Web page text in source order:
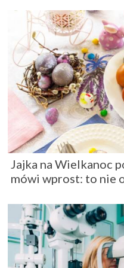
Jajka na Wielkanoc
mówi wprost: to nie